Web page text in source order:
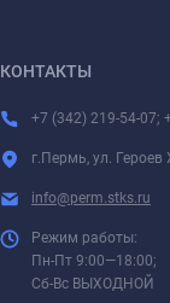
КОНТАКТЫ
+7 (342) 219-54-07;
г.Пермь, ул. Героев
info@perm.stks.ru
Режим работы:
Пн-Пт 9:00—18:00;
Сб-Вс ВЫХОДНОЙ